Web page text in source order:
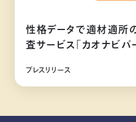
性格データで適材適所
査サービス「カオナビ
プレスリリース